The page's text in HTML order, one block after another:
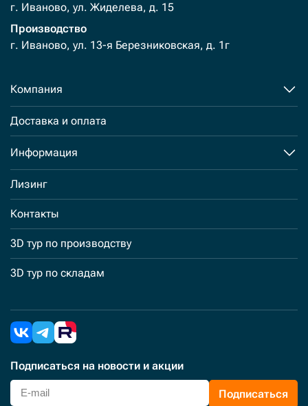
г. Иваново, ул. Жиделева, д. 15
Производство
г. Иваново, ул. 13-я Березниковская, д. 1г
Компания
Доставка и оплата
Информация
Лизинг
Контакты
3D тур по производству
3D тур по складам
Подписаться на новости и акции
Подписаться